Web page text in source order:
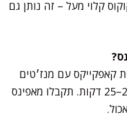
קלוי מעל – זה נותן גם
קאפקייקס עם מנז׳טים
מלאים עד שני שליש. אופים 20–25 דקות. תקבלו מאפינס